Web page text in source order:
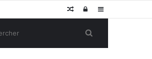
Sidebar
Connexion
Article